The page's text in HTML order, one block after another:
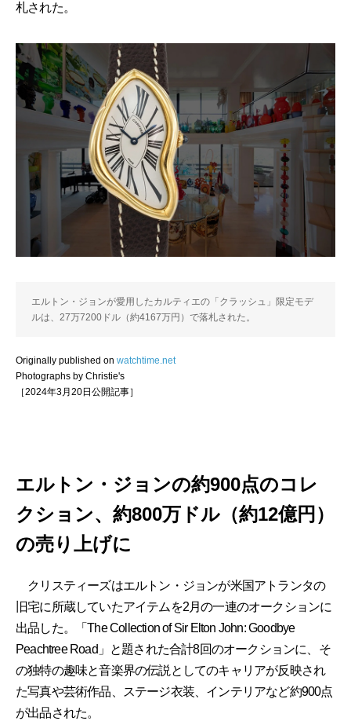
札された。
エルトン・ジョンが愛用したカルティエの「クラッシュ」限定モデ
ルは、27万7200ドル（約4167万円）で落札された。
Originally published on watchtime.net
Photographs by Christie's
［2024年3月20日公開記事］
エルトン・ジョンの約900点のコレ
クション、約800万ドル（約12億円）
の売り上げに
クリスティーズはエルトン・ジョンが米国アトランタの
旧宅に所蔵していたアイテムを2月の一連のオークションに
出品した。「The Collection of Sir Elton John: Goodbye
Peachtree Road」と題された合計8回のオークションに、そ
の独特の趣味と音楽界の伝説としてのキャリアが反映され
た写真や芸術作品、ステージ衣装、インテリアなど約900点
が出品された。